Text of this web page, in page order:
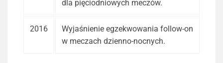
dla pięciodniowych meczów.
2016
Wyjaśnienie egzekwowania follow-on
w meczach dzienno-nocnych.